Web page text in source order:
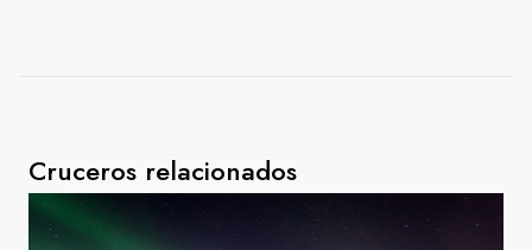
Cruceros relacionados